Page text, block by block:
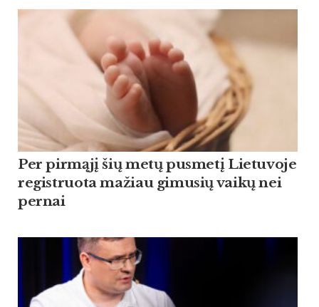
Per pirmąjį šių metų pusmetį Lietuvoje
registruota mažiau gimusių vaikų nei
pernai